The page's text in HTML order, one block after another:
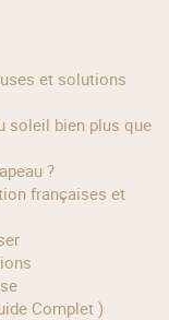
?
Complet )